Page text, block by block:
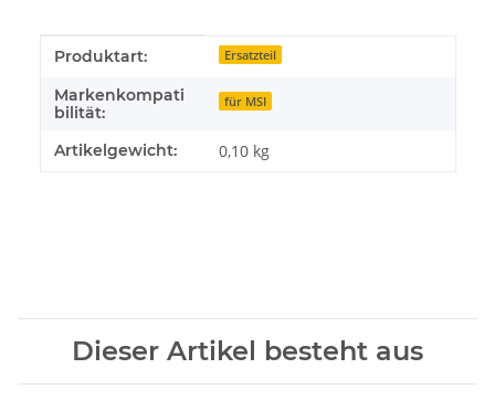
Produkteigenschaft
Wert
Produktart: Ersatzteil
Markenkompati
bilität:
für MSI
Artikelgewicht: 0,10 kg
Dieser Artikel besteht aus